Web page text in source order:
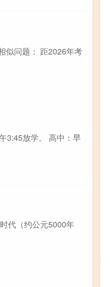
似问题： 距2026年考
3:45放学。 高中：早
代（约公元5000年